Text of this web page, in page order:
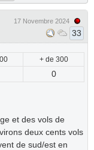
17 Novembre 2024
33
+ de 300
0
et des vols de
deux cents vols
de sud/est en